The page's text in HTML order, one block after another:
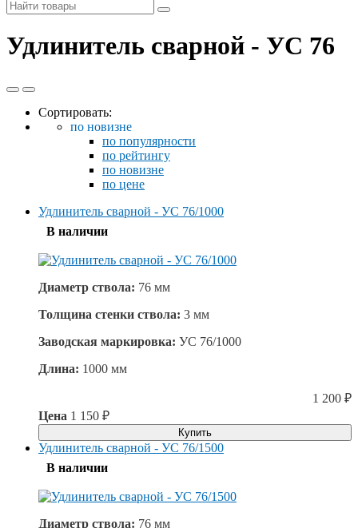
Удлинитель сварной - УС 76
Сортировать:
по новизне
по популярности
по рейтингу
по новизне
по цене
Удлинитель сварной - УС 76/1000
В наличии
Диаметр ствола: 76 мм
Толщина стенки ствола: 3 мм
Заводская маркировка: УС 76/1000
Длина: 1000 мм
1 200 ₽
Цена 1 150 ₽
Купить
Удлинитель сварной - УС 76/1500
В наличии
Диаметр ствола: 76 мм